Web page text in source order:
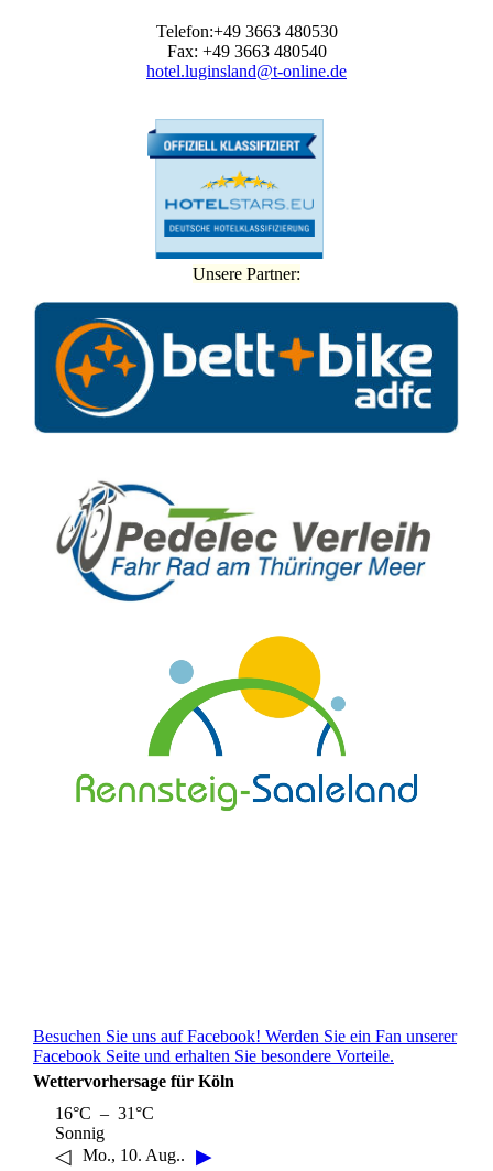
Telefon:+49 3663 480530
Fax: +49 3663 480540
hotel.luginsland@t-online.de
Unsere Partner:
Besuchen Sie uns auf Facebook! Werden Sie ein Fan unserer
Facebook Seite und erhalten Sie besondere Vorteile.
Wettervorhersage für Köln
16°C – 31°C
Sonnig
◁ Mo., 10. Aug.. ▶